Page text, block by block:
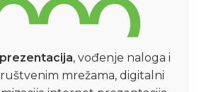
, vođenje naloga i
mrežama, digitalni